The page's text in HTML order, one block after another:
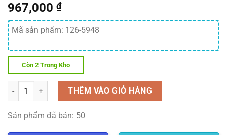
967,000 ₫
Mã sản phẩm: 126-5948
Còn 2 Trong Kho
Số lượng THÊM VÀO GIỎ HÀNG
Sản phẩm đã bán: 50